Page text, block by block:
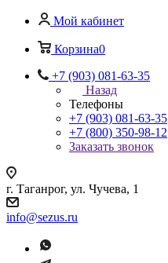
Мой кабинет
Корзина0
+7 (903) 081-63-35
Назад
Телефоны
+7 (903) 081-63-35
+7 (800) 350-98-12
Заказать звонок
г. Таганрог, ул. Чучева, 1
info@sezus.ru